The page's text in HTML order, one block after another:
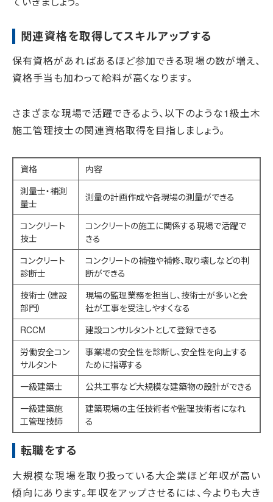
関連資格を取得してスキルアップする
保有資格があればあるほど参加できる現場の数が増え、
資格手当も加わって給料が高くなります。
さまざまな現場で活躍できるよう、以下のような1級土木
施工管理技士の関連資格取得を目指しましょう。
資格
内容
測量士・補測
量士
測量の計画作成や各現場の測量ができる
コンクリート
技士
コンクリートの施工に関係する現場で活躍で
きる
コンクリート
診断士
コンクリートの補強や補修、取り壊しなどの判
断ができる
技術士（建設
部門）
現場の監理業務を担当し、技術士が多いと会
社が工事を受注しやすくなる
RCCM
建設コンサルタントとして登録できる
労働安全コン
サルタント
事業場の安全性を診断し、安全性を向上する
ために指導する
一級建築士
公共工事など大規模な建築物の設計ができる
一級建築施
工管理技師
建築現場の主任技術者や監理技術者になれ
る
転職をする
大規模な現場を取り扱っている大企業ほど年収が高い
傾向にあります。年収をアップさせるには、今よりも大き